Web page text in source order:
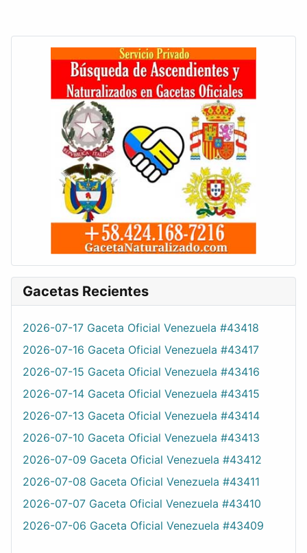
Gacetas Recientes
2026-07-17 Gaceta Oficial Venezuela #43418
2026-07-16 Gaceta Oficial Venezuela #43417
2026-07-15 Gaceta Oficial Venezuela #43416
2026-07-14 Gaceta Oficial Venezuela #43415
2026-07-13 Gaceta Oficial Venezuela #43414
2026-07-10 Gaceta Oficial Venezuela #43413
2026-07-09 Gaceta Oficial Venezuela #43412
2026-07-08 Gaceta Oficial Venezuela #43411
2026-07-07 Gaceta Oficial Venezuela #43410
2026-07-06 Gaceta Oficial Venezuela #43409